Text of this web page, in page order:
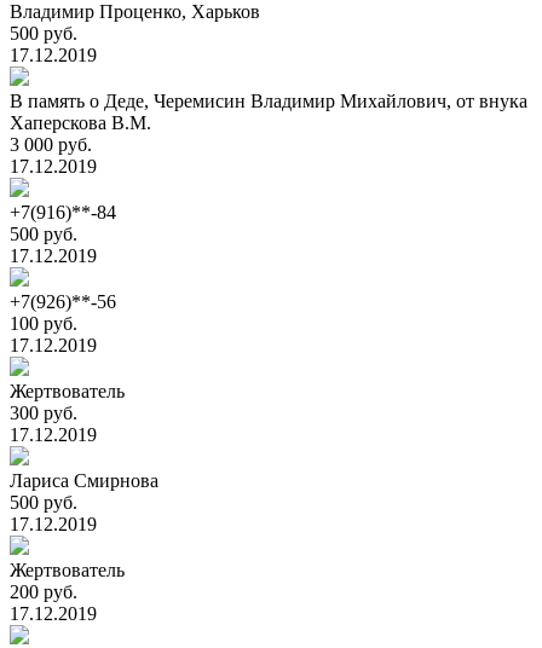
Владимир Проценко, Харьков
500 руб.
17.12.2019
В память о Деде, Черемисин Владимир Михайлович, от внука
Хаперскова В.М.
3 000 руб.
17.12.2019
+7(916)**-84
500 руб.
17.12.2019
+7(926)**-56
100 руб.
17.12.2019
Жертвователь
300 руб.
17.12.2019
Лариса Смирнова
500 руб.
17.12.2019
Жертвователь
200 руб.
17.12.2019